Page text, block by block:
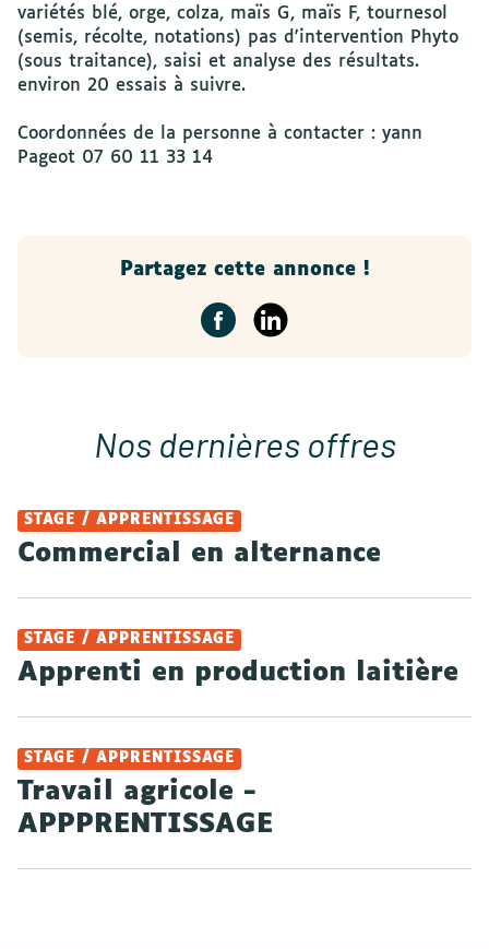
variétés blé, orge, colza, maïs G, maïs F, tournesol
(semis, récolte, notations) pas d'intervention Phyto
(sous traitance), saisi et analyse des résultats.
environ 20 essais à suivre.
Coordonnées de la personne à contacter : yann
Pageot 07 60 11 33 14
Partagez cette annonce !
Nos dernières offres
STAGE / APPRENTISSAGE
Commercial en alternance
STAGE / APPRENTISSAGE
Apprenti en production laitière
STAGE / APPRENTISSAGE
Travail agricole -
APPPRENTISSAGE